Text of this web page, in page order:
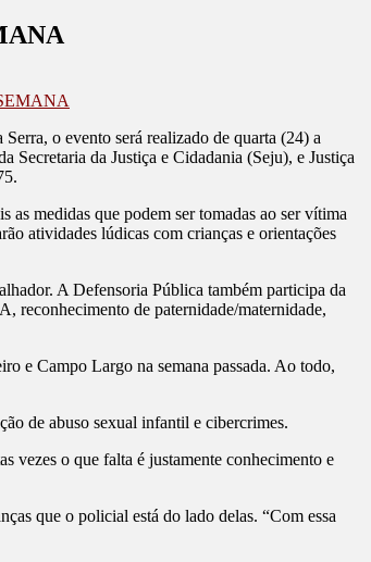
o evento será realizado de quarta (24) a
Secretaria da Justiça e Cidadania (Seju), e Justiça
as medidas que podem ser tomadas ao ser vítima
atividades lúdicas com crianças e orientações
A Defensoria Pública também participa da
reconhecimento de paternidade/maternidade,
e Campo Largo na semana passada. Ao todo,
de abuso sexual infantil e cibercrimes.
vezes o que falta é justamente conhecimento e
que o policial está do lado delas. “Com essa